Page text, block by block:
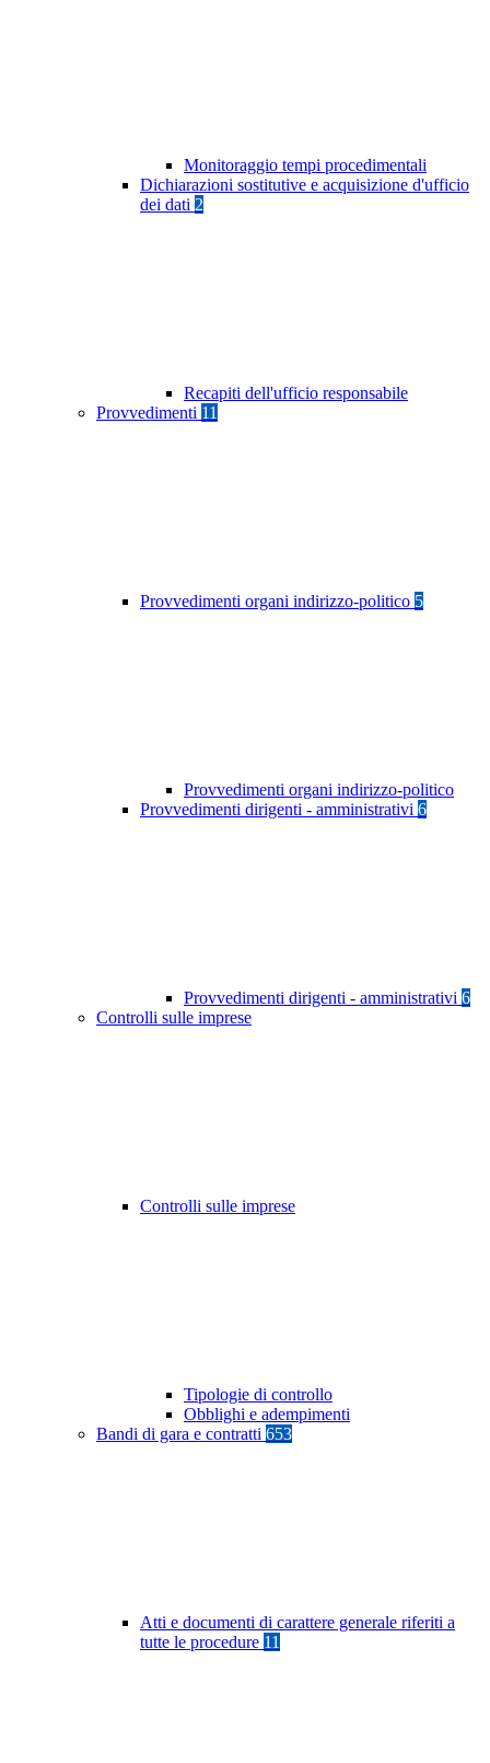
Monitoraggio tempi procedimentali
Dichiarazioni sostitutive e acquisizione d'ufficio
dei dati 2
Recapiti dell'ufficio responsabile
Provvedimenti 11
Provvedimenti organi indirizzo-politico 5
Provvedimenti organi indirizzo-politico
Provvedimenti dirigenti - amministrativi 6
Provvedimenti dirigenti - amministrativi 6
Controlli sulle imprese
Controlli sulle imprese
Tipologie di controllo
Obblighi e adempimenti
Bandi di gara e contratti 653
Atti e documenti di carattere generale riferiti a
tutte le procedure 11